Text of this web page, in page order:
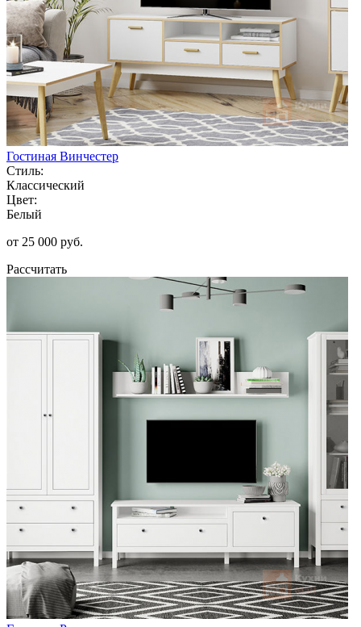
Гостиная Винчестер
Стиль:
Классический
Цвет:
Белый
от 25 000 руб.
Рассчитать